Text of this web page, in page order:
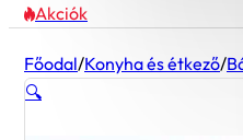
Akciók
Főodal/Konyha és étkező/
🔍